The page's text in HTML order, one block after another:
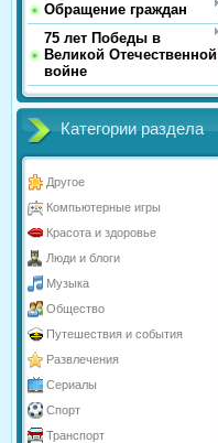
Обращение граждан
75 лет Победы в
Великой Отечественной
войне
Категории раздела
Другое
Компьютерные игры
Красота и здоровье
Люди и блоги
Музыка
Общество
Путешествия и события
Развлечения
Сериалы
Спорт
Транспорт